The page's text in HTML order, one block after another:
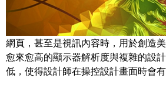
Adobe Illustrator CC是一款超棒的工
網頁，甚至是視訊內容時，用於創造
愈來愈高的顯示器解析度與複雜的設
低，使得設計師在操控設計畫面時會有